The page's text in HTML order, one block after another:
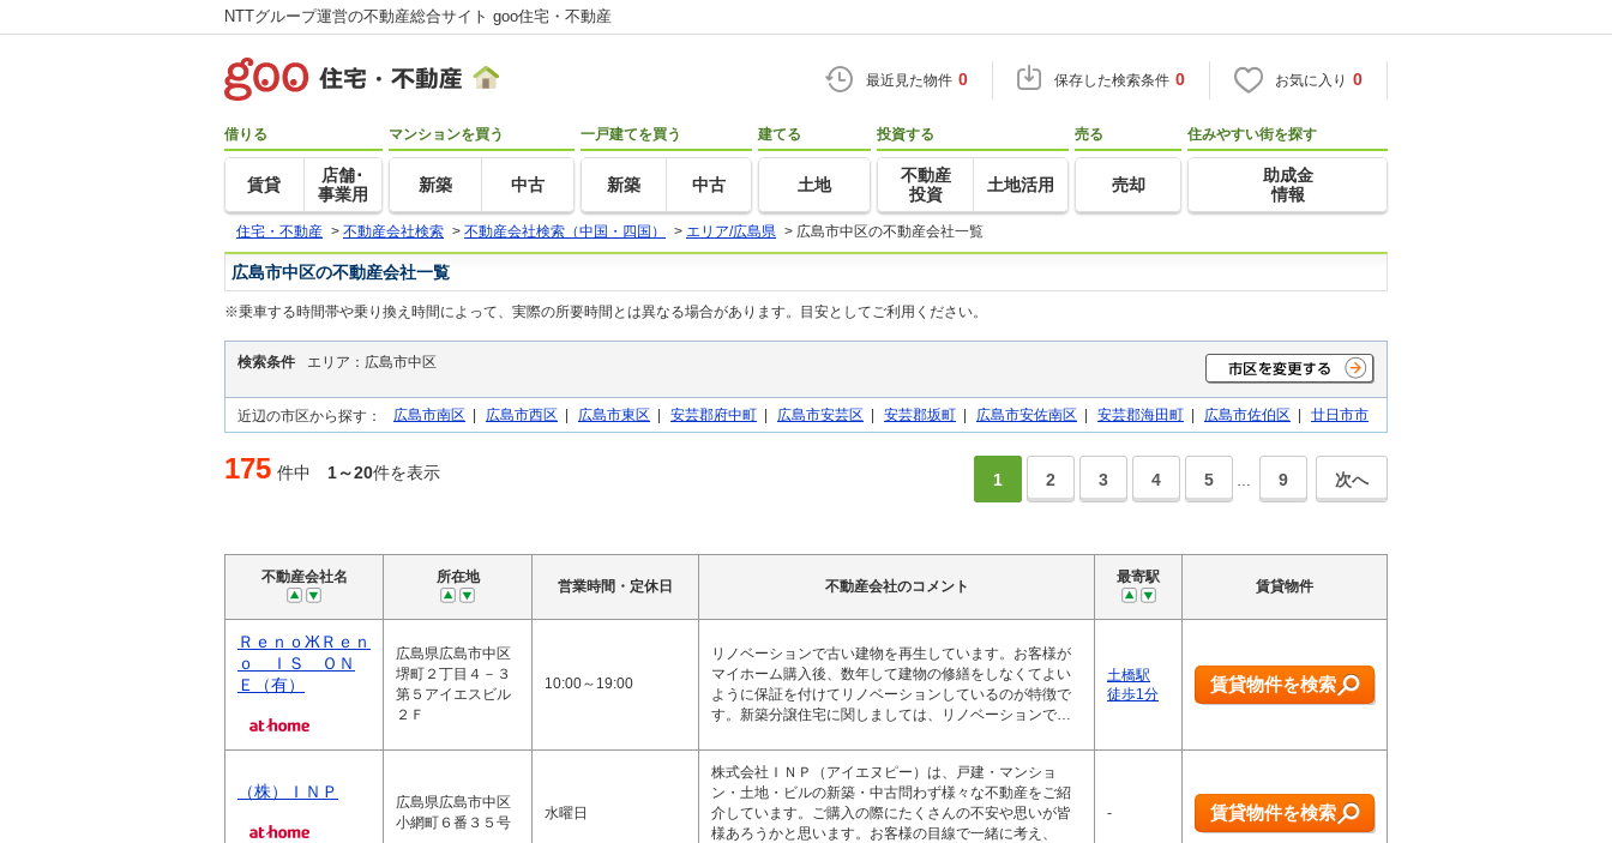
NTTグループ運営の不動産総合サイト goo住宅・不動産
最近見た物件 0 保存した検索条件 0 お気に入り 0
借りる
賃貸
店舗･
事業用
マンションを買う
新築 中古
一戸建てを買う
新築 中古
建てる
土地
投資する
不動産
投資
土地活用
売る
売却
住みやすい街を探す
助成金
情報
住宅・不動産 > 不動産会社検索 > 不動産会社検索（中国・四国） > エリア/広島県 > 広島市中区の不動産会社一覧
広島市中区の不動産会社一覧
※乗車する時間帯や乗り換え時間によって、実際の所要時間とは異なる場合があります。目安としてご利用ください。
検索条件 エリア：広島市中区
近辺の市区から探す： 広島市南区 | 広島市西区 | 広島市東区 | 安芸郡府中町 | 広島市安芸区 | 安芸郡坂町 | 広島市安佐南区 | 安芸郡海田町 | 広島市佐伯区 | 廿日市市
175 件中 1～20件を表示 1 2 3 4 5 … 9 次へ
不動産会社名 所在地
営業時間・定休日 不動産会社のコメント
最寄駅
賃貸物件
ＲｅｎｏЖＲｅｎ
ｏ ＩＳ ＯＮ
Ｅ（有）
広島県広島市中区
堺町２丁目４－３
第５アイエスビル
２Ｆ
10:00～19:00
リノベーションで古い建物を再生しています。お客様が
マイホーム購入後、数年して建物の修繕をしなくてよい
ように保証を付けてリノベーションしているのが特徴で
す。新築分譲住宅に関しましては、リノベーションで…
土橋駅
徒歩1分
賃貸物件を検索
（株）ＩＮＰ
広島県広島市中区
小網町６番３５号
水曜日
株式会社ＩＮＰ（アイエヌピー）は、戸建・マンショ
ン・土地・ビルの新築・中古問わず様々な不動産をご紹
介しています。ご購入の際にたくさんの不安や思いが皆
様あろうかと思います。お客様の目線で一緒に考え、
- 賃貸物件を検索